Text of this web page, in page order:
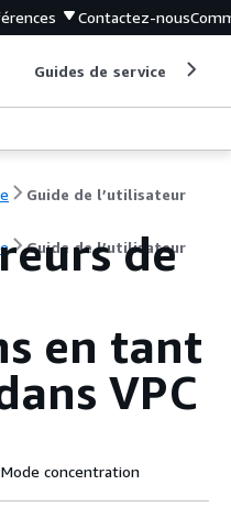
Contactez-nous
Guides de service
Guide de l’utilisateur
Guide de l’utilisateur
de
en tant
VPC
Mode concentration